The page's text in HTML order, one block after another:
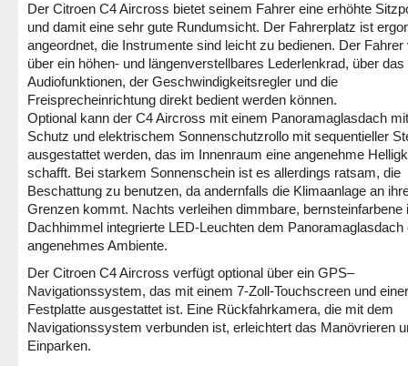
Der Citroen C4 Aircross bietet seinem Fahrer eine erhöhte
und damit eine sehr gute Rundumsicht. Der Fahrerplatz ist
angeordnet, die Instrumente sind leicht zu bedienen. Der Fahrer
über ein höhen- und längenverstellbares Lederlenkrad, über das
Audiofunktionen, der Geschwindigkeitsregler und die
Freisprecheinrichtung direkt bedient werden können.
Optional kann der C4 Aircross mit einem Panoramaglasdach
Schutz und elektrischem Sonnenschutzrollo mit sequentieller
ausgestattet werden, das im Innenraum eine angenehme
schafft. Bei starkem Sonnenschein ist es allerdings ratsam, die
Beschattung zu benutzen, da andernfalls die Klimaanlage an
Grenzen kommt. Nachts verleihen dimmbare, bernsteinfarbene
Dachhimmel integrierte LED-Leuchten dem Panoramaglasdach
angenehmes Ambiente.
Der Citroen C4 Aircross verfügt optional über ein GPS–
Navigationssystem, das mit einem 7-Zoll-Touchscreen und einer
Festplatte ausgestattet ist. Eine Rückfahrkamera, die mit dem
Navigationssystem verbunden ist, erleichtert das Manövrieren
Einparken.